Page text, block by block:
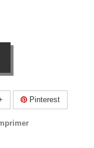
Pinterest